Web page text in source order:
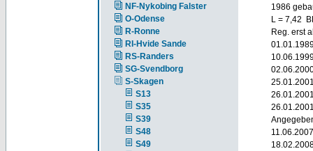
NF-Nykobing Falster
O-Odense
R-Ronne
RI-Hvide Sande
RS-Randers
SG-Svendborg
S-Skagen
S13
S35
S39
S48
S49
1986
L = 7,42
Reg. erst